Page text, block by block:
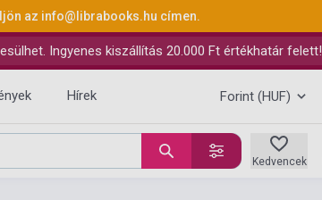
az info@librabooks.hu címen.
Ingyenes kiszállítás 20.000 Ft értékhatár felett!
Hírek Forint (HUF)
Kedvencek